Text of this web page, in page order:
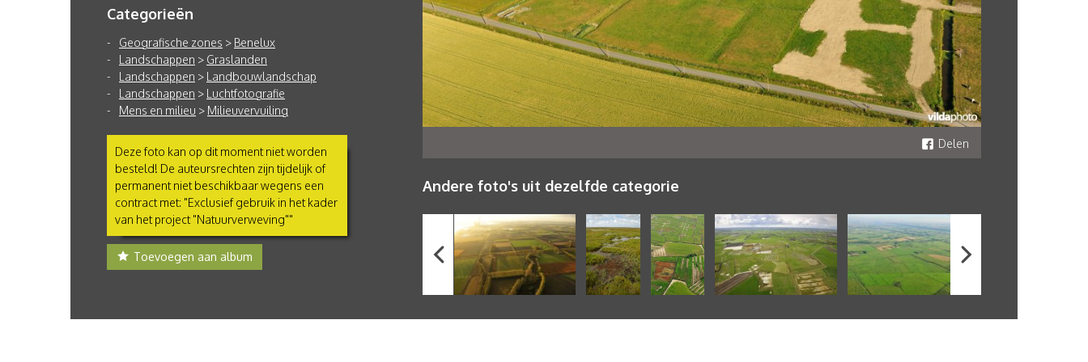
Categorieën
Geografische zones > Benelux
Landschappen > Graslanden
Landschappen > Landbouwlandschap
Landschappen > Luchtfotografie
Mens en milieu > Milieuvervuiling
Deze foto kan op dit moment niet worden
besteld! De auteursrechten zijn tijdelijk of
permanent niet beschikbaar wegens een
contract met: "Exclusief gebruik in het kader
van het project "Natuurverweving""
Toevoegen aan album
Delen
Andere foto's uit dezelfde categorie